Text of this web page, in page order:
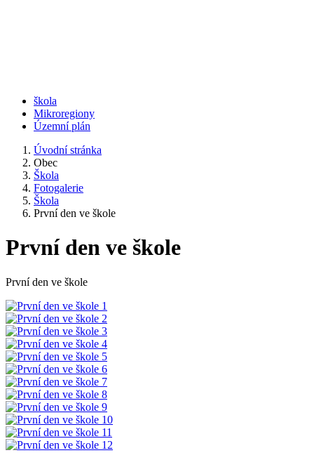
škola
Mikroregiony
Územní plán
Úvodní stránka
Obec
Škola
Fotogalerie
Škola
První den ve škole
První den ve škole
První den ve škole